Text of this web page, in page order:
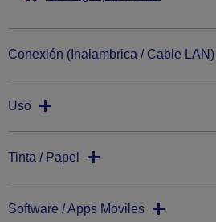
Conexión (Inalambrica / Cable LAN)
Uso
Tinta / Papel
Software / Apps Moviles